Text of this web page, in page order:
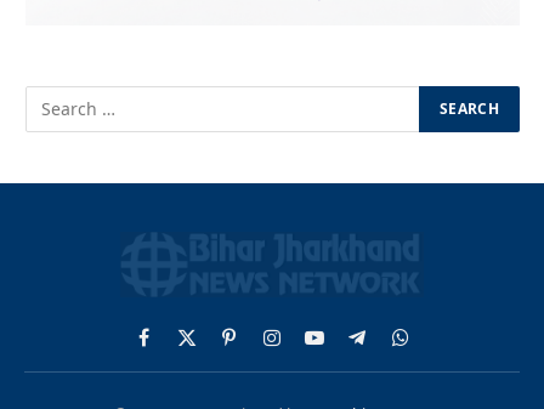
Facebook
X
(Twitter)
PinterestInstagram
YouTubeTelegramWhatsApp